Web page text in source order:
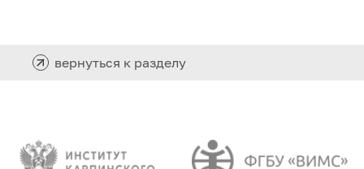
вернуться к разделу